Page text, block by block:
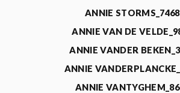
ANNIE
ANNIE VAN DE
ANNIE VANDER
ANNIE
ANNIE